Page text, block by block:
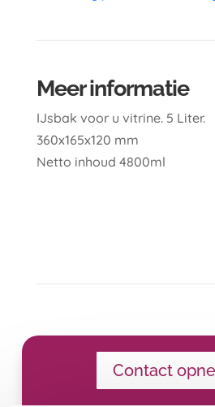
Meer informatie
IJsbak voor u vitrine. 5 Liter.
360x165x120 mm
Netto inhoud 4800ml
Contact